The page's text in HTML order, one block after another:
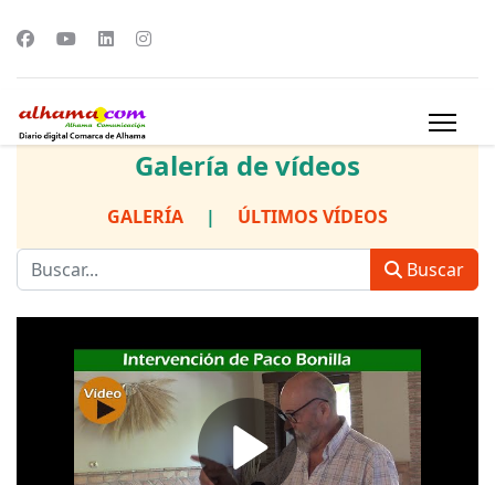
Galería de vídeos
GALERÍA | ÚLTIMOS VÍDEOS
Buscar